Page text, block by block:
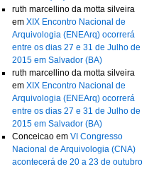
ruth marcellino da motta silveira
em XIX Encontro Nacional de
Arquivologia (ENEArq) ocorrerá
entre os dias 27 e 31 de Julho de
2015 em Salvador (BA)
ruth marcellino da motta silveira
em XIX Encontro Nacional de
Arquivologia (ENEArq) ocorrerá
entre os dias 27 e 31 de Julho de
2015 em Salvador (BA)
Conceicaoem VI Congresso
Nacional de Arquivologia (CNA)
acontecerá de 20 a 23 de outubro